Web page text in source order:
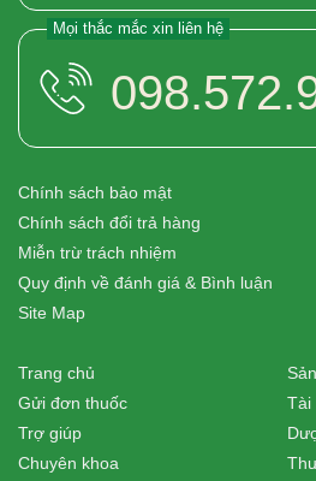
Mọi thắc mắc xin liên hệ
Chính sách bảo mật
Chính sách đổi trả hàng
Miễn trừ trách nhiệm
Quy định về đánh giá & Bình luận
Site Map
Trang chủ
Gửi đơn thuốc
Trợ giúp
Chuyên khoa
Tài